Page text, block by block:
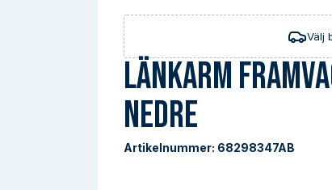
Välj
Länkarm
Nedre
Artikelnummer: 68298347AB